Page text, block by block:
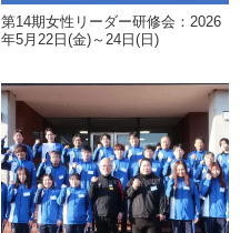
第14期女性リーダー研修会：2026
年5月22日(金)～24日(日)